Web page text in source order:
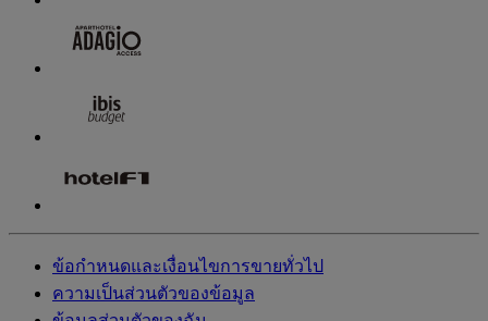
ข้อกำหนดและเงื่อนไขการขายทั่วไป
ความเป็นส่วนตัวของข้อมูล